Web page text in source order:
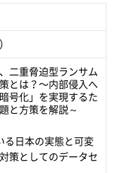
二重脅迫型ランサム
とは？〜内部侵入へ
号化」を実現するた
と方策を解説～
る日本の実態と可変
策としてのデータセ